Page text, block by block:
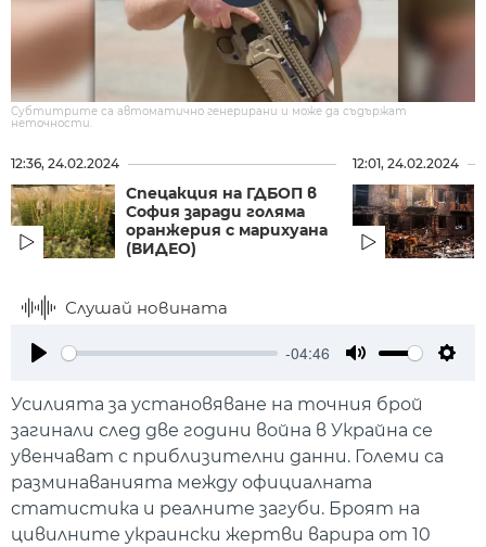
Субтитрите са автоматично генерирани и може да съдържат
неточности.
12:36, 24.02.2024
Спецакция на ГДБОП в
София заради голяма
оранжерия с марихуана
(ВИДЕО)
12:01, 24.02.2024
Слушай новината
-04:46
Усилията за установяване на точния брой
загинали след две години война в Украйна се
увенчават с приблизителни данни. Големи са
разминаванията между официалната
статистика и реалните загуби. Броят на
цивилните украински жертви варира от 10